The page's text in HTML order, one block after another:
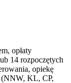
opłaty
14 rozpoczętych
opiekę
(NNW, KL, CP,